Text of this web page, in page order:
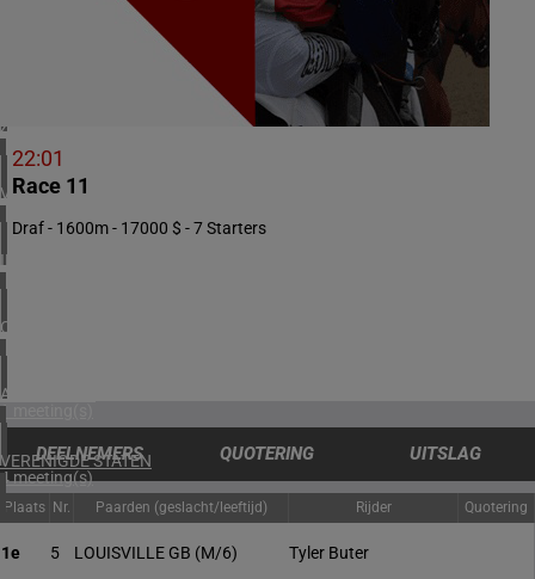
ZUID-AFRIKA
1 meeting(s)
VERENIGD KONINKRIJK
6 meeting(s)
IERLAND
2 meeting(s)
CHILI
1 meeting(s)
ARGENTINIË
1 meeting(s)
VERENIGDE STATEN
4 meeting(s)
22:01
Race 11
Draf - 1600m - 17000 $ - 7 Starters
DEELNEMERS QUOTERING UITSLAG
Plaats Nr. Paarden (geslacht/leeftijd) Rijder Quotering
1e 5 LOUISVILLE GB (M/6) Tyler Buter